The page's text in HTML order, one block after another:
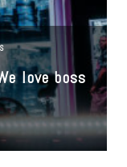
love boss